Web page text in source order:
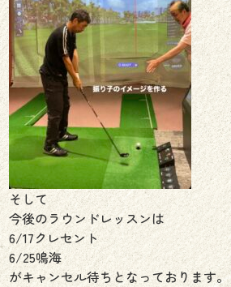
そして
今後のラウンドレッスンは
6/17クレセント
6/25鳴海
がキャンセル待ちとなっております。